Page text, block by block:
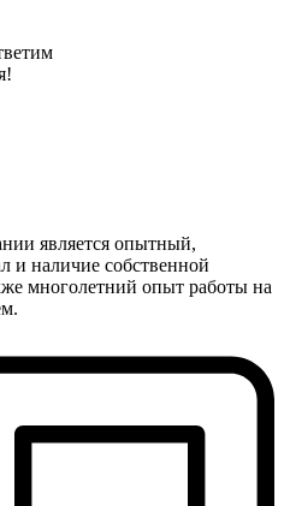
является опытный,
и наличие собственной
многолетний опыт работы на